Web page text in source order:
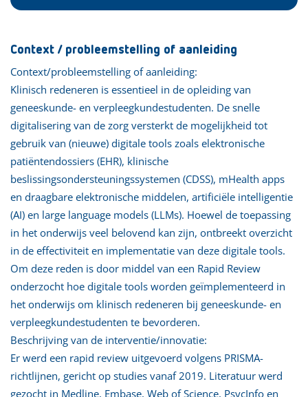
Context / probleemstelling of aanleiding
Context/probleemstelling of aanleiding:
Klinisch redeneren is essentieel in de opleiding van
geneeskunde- en verpleegkundestudenten. De snelle
digitalisering van de zorg versterkt de mogelijkheid tot
gebruik van (nieuwe) digitale tools zoals elektronische
patiëntendossiers (EHR), klinische
beslissingsondersteuningssystemen (CDSS), mHealth apps
en draagbare elektronische middelen, artificiële intelligentie
(AI) en large language models (LLMs). Hoewel de toepassing
in het onderwijs veel belovend kan zijn, ontbreekt overzicht
in de effectiviteit en implementatie van deze digitale tools.
Om deze reden is door middel van een Rapid Review
onderzocht hoe digitale tools worden geïmplementeerd in
het onderwijs om klinisch redeneren bij geneeskunde- en
verpleegkundestudenten te bevorderen.
Beschrijving van de interventie/innovatie:
Er werd een rapid review uitgevoerd volgens PRISMA-
richtlijnen, gericht op studies vanaf 2019. Literatuur werd
gezocht in Medline, Embase, Web of Science, PsycInfo en